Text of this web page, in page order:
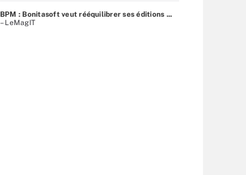
BPM : Bonitasoft veut rééquilibrer ses éditions ...
– LeMagIT